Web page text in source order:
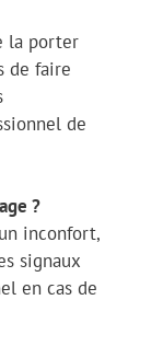
la porter
de faire
de
?
inconfort,
signaux
en cas de